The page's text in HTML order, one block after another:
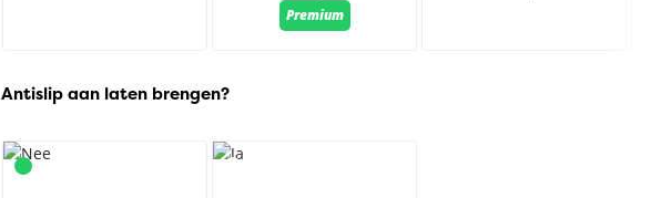
Premium
Antislip aan laten brengen?